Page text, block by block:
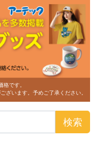
です。
ざいます。予めご了承ください。
検索